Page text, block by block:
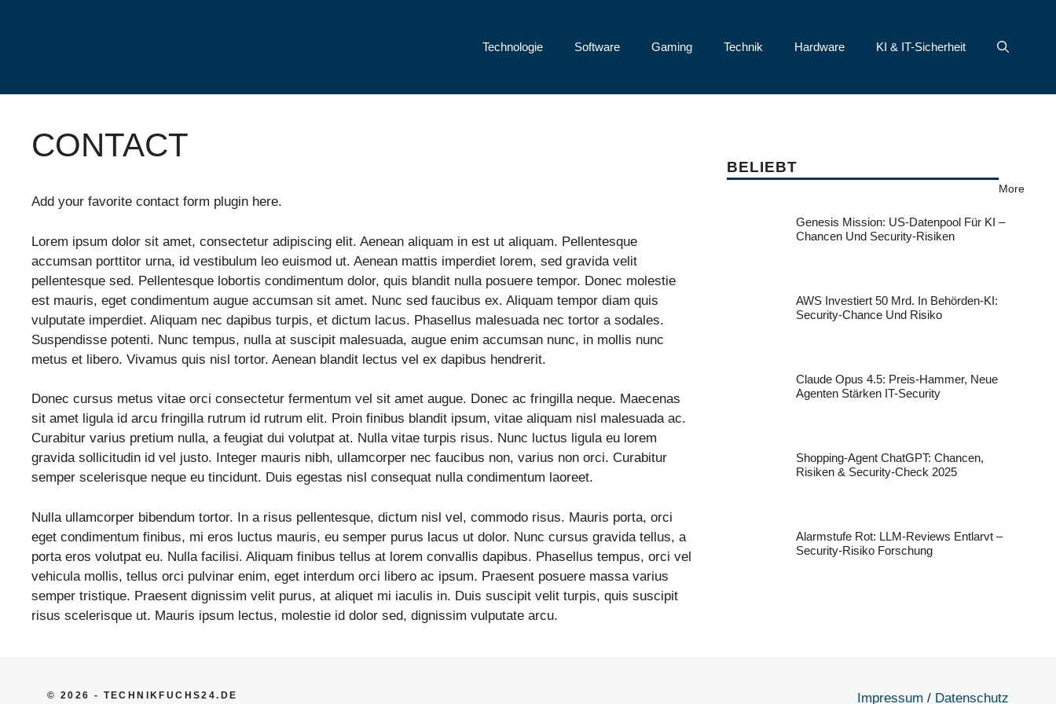
Technologie Software Gaming Technik Hardware KI & IT-Sicherheit
CONTACT
Add your favorite contact form plugin here.
Lorem ipsum dolor sit amet, consectetur adipiscing elit. Aenean aliquam in est ut aliquam. Pellentesque
accumsan porttitor urna, id vestibulum leo euismod ut. Aenean mattis imperdiet lorem, sed gravida velit
pellentesque sed. Pellentesque lobortis condimentum dolor, quis blandit nulla posuere tempor. Donec molestie
est mauris, eget condimentum augue accumsan sit amet. Nunc sed faucibus ex. Aliquam tempor diam quis
vulputate imperdiet. Aliquam nec dapibus turpis, et dictum lacus. Phasellus malesuada nec tortor a sodales.
Suspendisse potenti. Nunc tempus, nulla at suscipit malesuada, augue enim accumsan nunc, in mollis nunc
metus et libero. Vivamus quis nisl tortor. Aenean blandit lectus vel ex dapibus hendrerit.
Donec cursus metus vitae orci consectetur fermentum vel sit amet augue. Donec ac fringilla neque. Maecenas
sit amet ligula id arcu fringilla rutrum id rutrum elit. Proin finibus blandit ipsum, vitae aliquam nisl malesuada ac.
Curabitur varius pretium nulla, a feugiat dui volutpat at. Nulla vitae turpis risus. Nunc luctus ligula eu lorem
gravida sollicitudin id vel justo. Integer mauris nibh, ullamcorper nec faucibus non, varius non orci. Curabitur
semper scelerisque neque eu tincidunt. Duis egestas nisl consequat nulla condimentum laoreet.
Nulla ullamcorper bibendum tortor. In a risus pellentesque, dictum nisl vel, commodo risus. Mauris porta, orci
eget condimentum finibus, mi eros luctus mauris, eu semper purus lacus ut dolor. Nunc cursus gravida tellus, a
porta eros volutpat eu. Nulla facilisi. Aliquam finibus tellus at lorem convallis dapibus. Phasellus tempus, orci vel
vehicula mollis, tellus orci pulvinar enim, eget interdum orci libero ac ipsum. Praesent posuere massa varius
semper tristique. Praesent dignissim velit purus, at aliquet mi iaculis in. Duis suscipit velit turpis, quis suscipit
risus scelerisque ut. Mauris ipsum lectus, molestie id dolor sed, dignissim vulputate arcu.
BELIEBT
More
Genesis Mission: US-Datenpool Für KI –
Chancen Und Security-Risiken
AWS Investiert 50 Mrd. In Behörden-KI:
Security-Chance Und Risiko
Claude Opus 4.5: Preis-Hammer, Neue
Agenten Stärken IT-Security
Shopping-Agent ChatGPT: Chancen,
Risiken & Security-Check 2025
Alarmstufe Rot: LLM-Reviews Entlarvt –
Security-Risiko Forschung
© 2026 - TECHNIKFUCHS24.DE Impressum / Datenschutz